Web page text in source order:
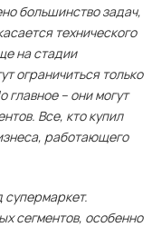
большинство задач,
технического
на стадии
ограничиться только
главное – они могут
Все, кто купил
работающего
супермаркет.
сегментов, особенно